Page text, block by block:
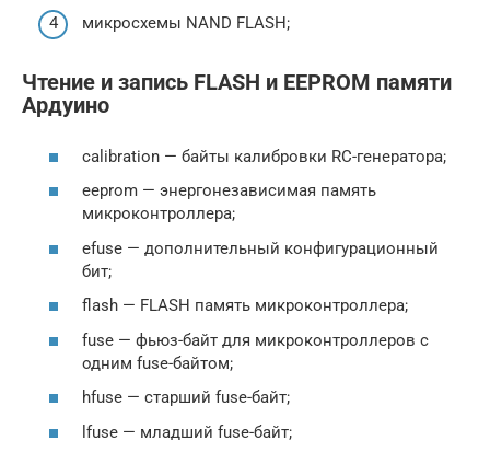
микросхемы NAND FLASH;
Чтение и запись FLASH и EEPROM памяти
Ардуино
calibration — байты калибровки RC-генератора;
eeprom — энергонезависимая память
микроконтроллера;
efuse — дополнительный конфигурационный
бит;
flash — FLASH память микроконтроллера;
fuse — фьюз-байт для микроконтроллеров с
одним fuse-байтом;
hfuse — старший fuse-байт;
lfuse — младший fuse-байт;